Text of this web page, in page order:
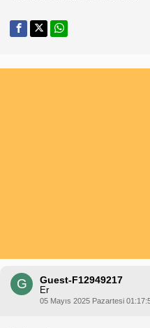
G Guest-F12949217
Er
05 Mayıs 2025 Pazartesi